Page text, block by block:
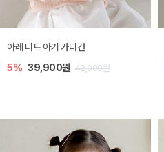
[SIZE ~6Y] 로메이 라운지 셋업
10% 23,400원 26,000원